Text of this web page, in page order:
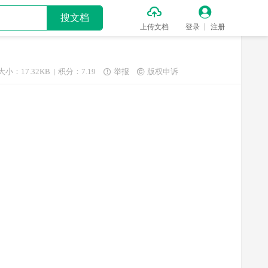
搜文档 
上传文档

登录 注册
小：17.32KB 积分：7.19  举报  版权申诉